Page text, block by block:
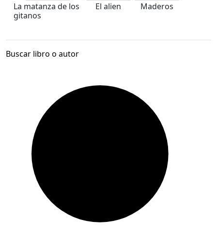
La matanza de los
gitanos
El alien Maderos
Buscar libro o autor